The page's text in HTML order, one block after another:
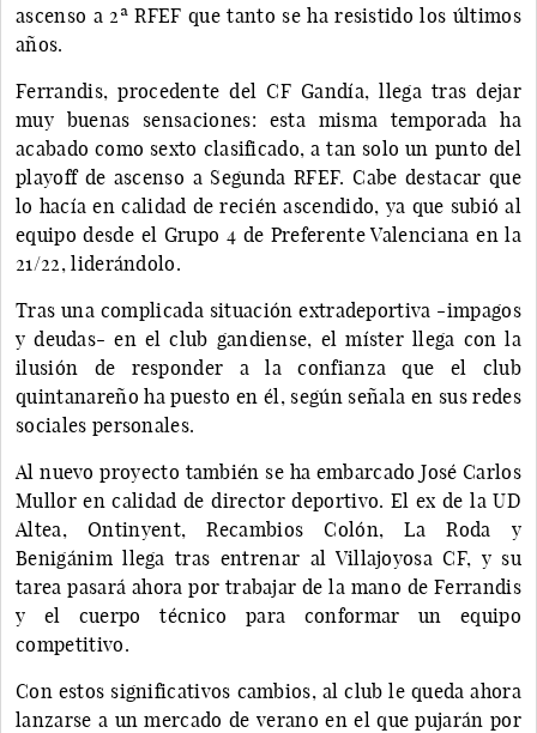
ascenso a 2ª RFEF que tanto se ha resistido los últimos
años.
Ferrandis, procedente del CF Gandía, llega tras dejar
muy buenas sensaciones: esta misma temporada ha
acabado como sexto clasificado, a tan solo un punto del
playoff de ascenso a Segunda RFEF. Cabe destacar que
lo hacía en calidad de recién ascendido, ya que subió al
equipo desde el Grupo 4 de Preferente Valenciana en la
21/22, liderándolo.
Tras una complicada situación extradeportiva -impagos
y deudas- en el club gandiense, el míster llega con la
ilusión de responder a la confianza que el club
quintanareño ha puesto en él, según señala en sus redes
sociales personales.
Al nuevo proyecto también se ha embarcado José Carlos
Mullor en calidad de director deportivo. El ex de la UD
Altea, Ontinyent, Recambios Colón, La Roda y
Benigánim llega tras entrenar al Villajoyosa CF, y su
tarea pasará ahora por trabajar de la mano de Ferrandis
y el cuerpo técnico para conformar un equipo
competitivo.
Con estos significativos cambios, al club le queda ahora
lanzarse a un mercado de verano en el que pujarán por